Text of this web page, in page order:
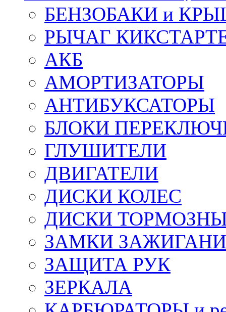
БЕНЗОБАКИ и
РЫЧАГ
АКБ
АМОРТИЗАТОРЫ
АНТИБУКСАТОРЫ
БЛОКИ
ГЛУШИТЕЛИ
ДВИГАТЕЛИ
ДИСКИ КОЛЕС
ДИСКИ
ЗАМКИ
ЗАЩИТА РУК
ЗЕРКАЛА